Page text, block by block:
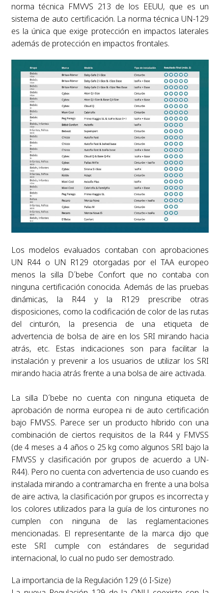
norma técnica FMVVS 213 de los EEUU, que es un
sistema de auto certificación. La norma técnica UN-129
es la única que exige protección en impactos laterales
además de protección en impactos frontales.
Los modelos evaluados contaban con aprobaciones
UN R44 o UN R129 otorgadas por el TAA europeo
menos la silla D´bebe Confort que no contaba con
ninguna certificación conocida. Además de las pruebas
dinámicas, la R44 y la R129 prescribe otras
disposiciones, como la codificación de color de las rutas
del cinturón, la presencia de una etiqueta de
advertencia de bolsa de aire en los SRI mirando hacia
atrás, etc. Estas indicaciones son para facilitar la
instalación y prevenir a los usuarios de utilizar los SRI
mirando hacia atrás frente a una bolsa de aire activada.
La silla D´bebe no cuenta con ninguna etiqueta de
aprobación de norma europea ni de auto certificación
bajo FMVSS. Parece ser un producto híbrido con una
combinación de ciertos requisitos de la R44 y FMVSS
(de 4 meses a 4 años o 25 kg como algunos SRI bajo la
FMVSS y clasificación por grupos de acuerdo a UN-
R44). Pero no cuenta con advertencia de uso cuando es
instalada mirando a contramarcha en frente a una bolsa
de aire activa, la clasificación por grupos es incorrecta y
los colores utilizados para la guía de los cinturones no
cumplen con ninguna de las reglamentaciones
mencionadas. El representante de la marca dijo que
este SRI cumple con estándares de seguridad
internacional, lo cual no pudo ser demostrado.
La importancia de la Regulación 129 (ó I-Size)